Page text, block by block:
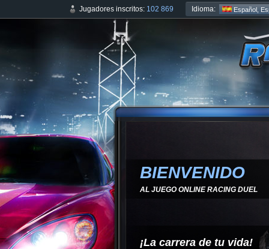
Jugadores inscritos: 102 869 Idioma: Español,
BIENVENIDO
AL JUEGO ONLINE RACING DUEL
¡La carrera de tu vida!